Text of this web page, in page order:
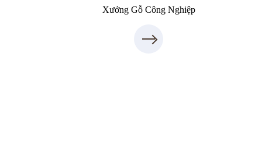
Xưởng Gỗ Công Nghiệp